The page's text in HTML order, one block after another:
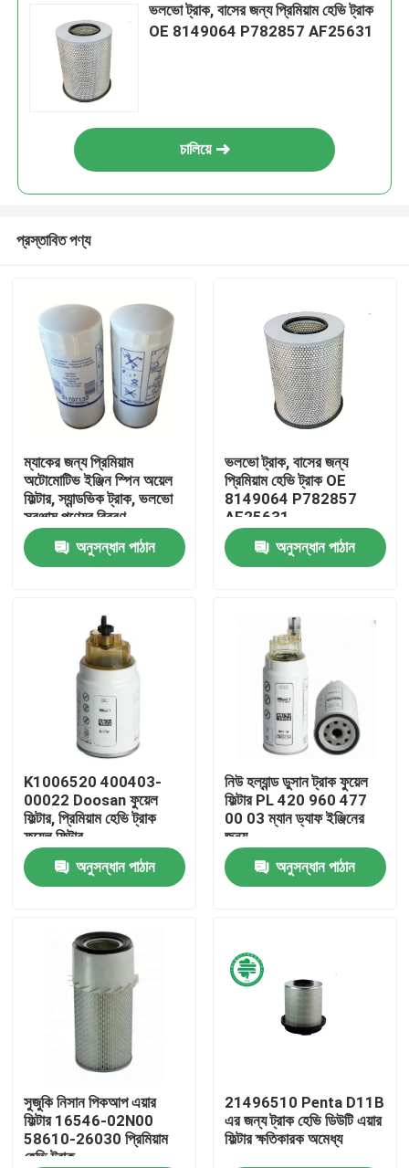
আমাদের সম্পর্কে
কারখানা ভ্রমণ
যোগাযোগ করুন
স্বয়ংচালিত ইঞ্জিন এয়ার ফিল্টার
স্বয়ংচালিত কেবিন এয়ার ফিল্টার
ভলভো ট্রাক, বাসের জন্য প্রিমিয়াম হেভি ট্রাক
OE 8149064 P782857 AF25631
চালিয়ে
প্রস্তাবিত পণ্য
ম্যাকের জন্য প্রিমিয়াম
অটোমোটিভ ইঞ্জিন স্পিন অয়েল
ফিল্টার, স্যান্ডভিক ট্রাক, ভলভো
সরঞ্জাম পণ্যের বিবরণ
অনুসন্ধান পাঠান
ভলভো ট্রাক, বাসের জন্য
প্রিমিয়াম হেভি ট্রাক OE
8149064 P782857
AF25631
অনুসন্ধান পাঠান
K1006520 400403-
00022 Doosan ফুয়েল
ফিল্টার, প্রিমিয়াম হেভি ট্রাক
ফুয়েল ফিল্টার
অনুসন্ধান পাঠান
নিউ হল্যান্ড ডুসান ট্রাক ফুয়েল
ফিল্টার PL 420 960 477
00 03 ম্যান ড্যাফ ইঞ্জিনের
জন্য
অনুসন্ধান পাঠান
সুজুকি নিসান পিকআপ এয়ার
ফিল্টার 16546-02N00
58610-26030 প্রিমিয়াম
হেভি ট্রাক
21496510 Penta D11B
এর জন্য ট্রাক হেভি ডিউটি ​​এয়ার
ফিল্টার ক্ষতিকারক অমেধ্য